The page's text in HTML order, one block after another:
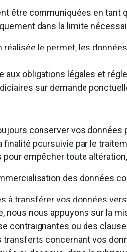
être communiquées en tant
dans la limite
réalisée le permet, les
aux obligations légales et
sur demande
conserver vos données
finalité poursuivie par le
empêcher toute
des données
à transférer vos données
nous nous appuyons sur la
contraignantes ou des
transferts concernant vos